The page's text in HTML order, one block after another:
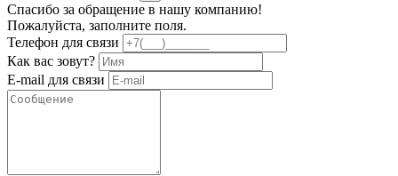
Спасибо за обращение в нашу компанию!
Пожалуйста, заполните поля.
Телефон для связи
Как вас зовут?
E-mail для связи